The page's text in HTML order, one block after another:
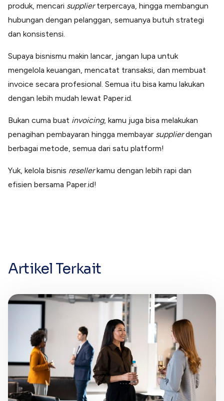
produk, mencari supplierterpercaya, hingga membangun
hubungan dengan pelanggan, semuanya butuh strategi
dan konsistensi.
Supaya bisnismu makin lancar, jangan lupa untuk
mengelola keuangan, mencatat transaksi, dan membuat
invoice secara profesional. Semua itu bisa kamu lakukan
dengan lebih mudah lewat Paper.id.
Bukan cuma buat invoicing, kamu juga bisa melakukan
penagihan pembayaran hingga membayar supplierdengan
berbagai metode, semua dari satu platform!
Yuk, kelola bisnis resellerkamu dengan lebih rapi dan
efisien bersama Paper.id!
Artikel Terkait